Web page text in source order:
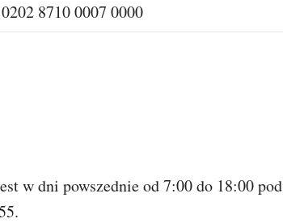
8710 0007 0000
w dni powszednie od 7:00 do 18:00 pod